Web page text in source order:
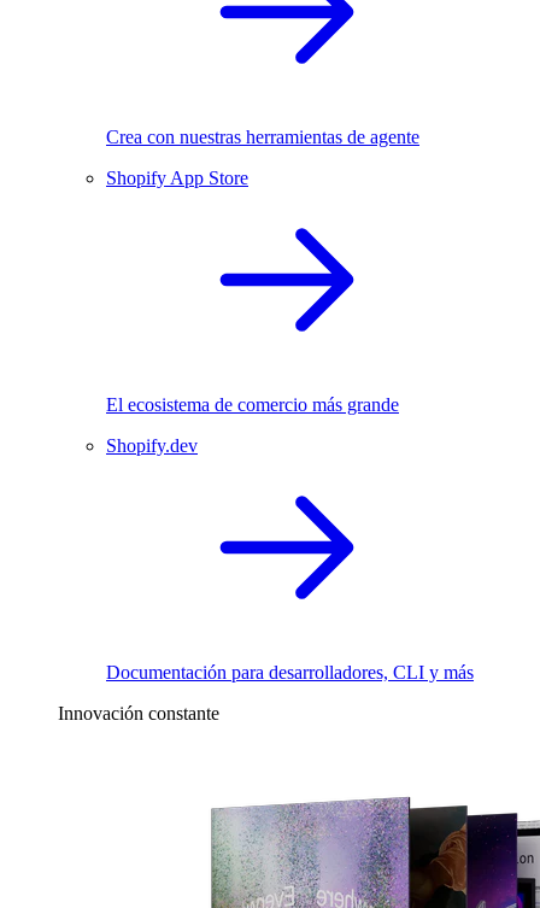
Crea con nuestras herramientas de agente
Shopify App Store
El ecosistema de comercio más grande
Shopify.dev
Documentación para desarrolladores, CLI y más
Innovación constante